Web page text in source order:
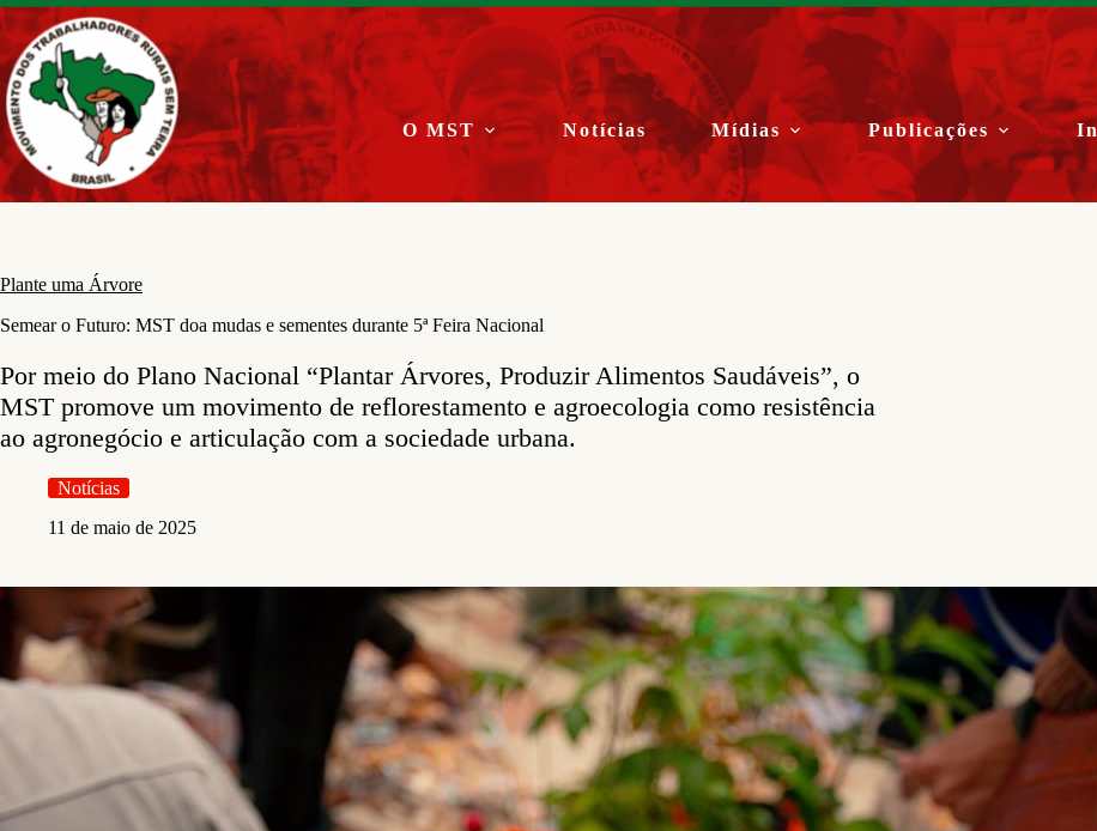
Pular
para
o
conteúdo
O MST Notícias Mídias Publicações
Plante uma Árvore
Semear o Futuro: MST doa mudas e sementes durante 5ª Feira Nacional
Por meio do Plano Nacional “Plantar Árvores, Produzir Alimentos Saudáveis”, o
MST promove um movimento de reflorestamento e agroecologia como resistência
ao agronegócio e articulação com a sociedade urbana.
Notícias
11 de maio de 2025